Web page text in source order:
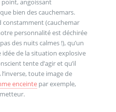
point, angoissant
bien des cauchemars.
constamment (cauchemar
personnalité est déchirée
des nuits calmes !), qu’un
idée de la situation explosive
tente d’agir et qu’il
toute image de
enceintepar exemple,